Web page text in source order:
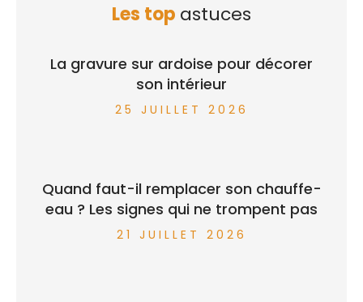
Les top astuces
La gravure sur ardoise pour décorer
son intérieur
25 JUILLET 2026
Quand faut-il remplacer son chauffe-
eau ? Les signes qui ne trompent pas
21 JUILLET 2026